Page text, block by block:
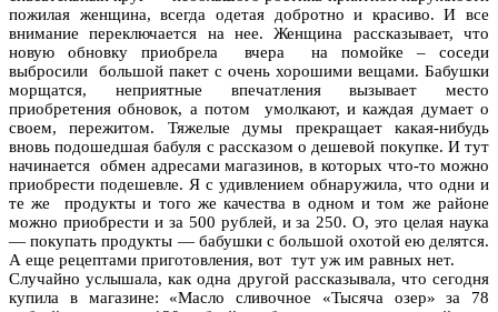
пожилая женщина, всегда одетая добротно и красиво. И все
внимание переключается на нее. Женщина рассказывает, что
новую обновку приобрела вчера на помойке – соседи
выбросили большой пакет с очень хорошими вещами. Бабушки
морщатся, неприятные впечатления вызывает место
приобретения обновок, а потом умолкают, и каждая думает о
своем, пережитом. Тяжелые думы прекращает какая-нибудь
вновь подошедшая бабуля с рассказом о дешевой покупке. И тут
начинается обмен адресами магазинов, в которых что-то можно
приобрести подешевле. Я с удивлением обнаружила, что одни и
те же продукты и того же качества в одном и том же районе
можно приобрести и за 500 рублей, и за 250. О, это целая наука
— покупать продукты — бабушки с большой охотой ею делятся.
А еще рецептами приготовления, вот тут уж им равных нет.
Случайно услышала, как одна другой рассказывала, что сегодня
купила в магазине: «Масло сливочное «Тысяча озер» за 78